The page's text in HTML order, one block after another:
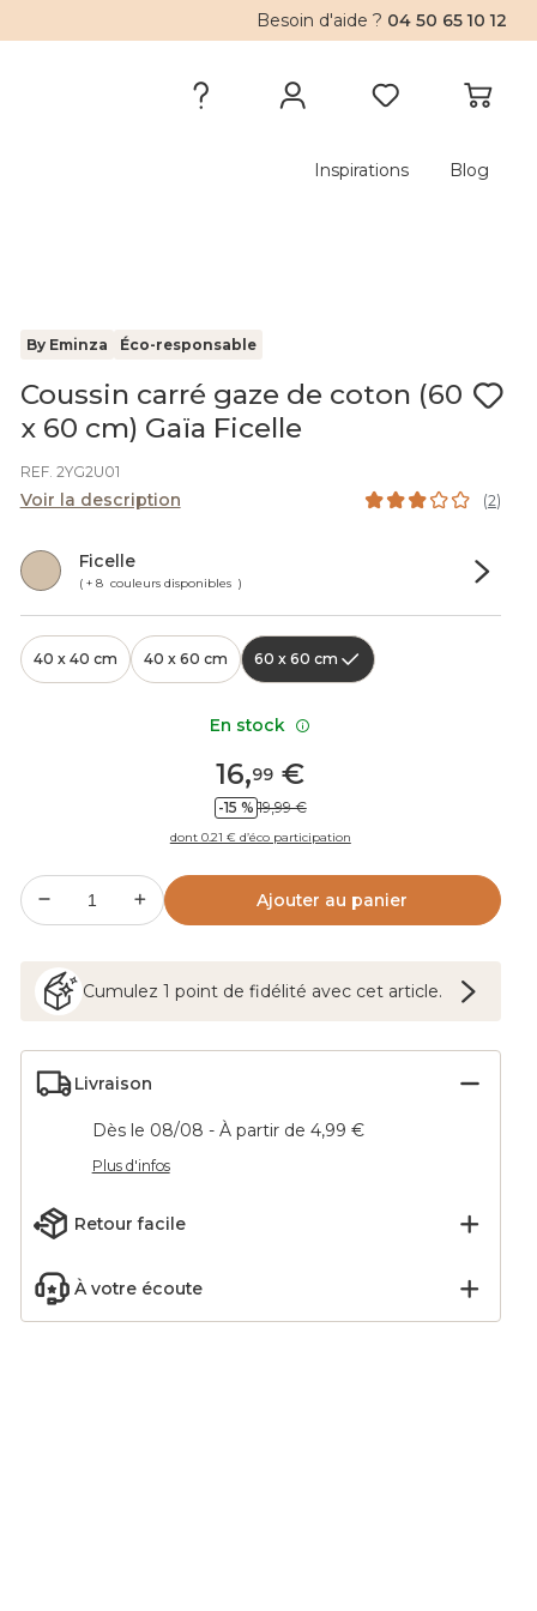
Besoin d'aide ? 04 50 65 10 12
Inspirations Blog
By Eminza Éco-responsable
Coussin carré gaze de coton (60
x 60 cm) Gaïa Ficelle
REF. 2YG2U01
Voir la description (2)
Ficelle
( + 8 couleurs disponibles )
40 x 40 cm 40 x 60 cm 60 x 60 cm
16,99 €
-15 % 19,99 €
dont 0.21 € d’éco participation
Ajouter au panier
Cumulez 1 pointde fidélité avec cet article.
Livraison
Dès le 08/08 - À partir de 4,99 €
Plus d'infos
Retour facile
À votre écoute